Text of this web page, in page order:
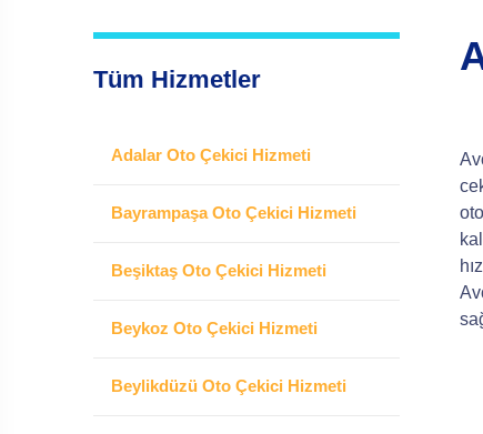
Tüm Hizmetler
Adalar Oto Çekici Hizmeti
Bayrampaşa Oto Çekici Hizmeti
Beşiktaş Oto Çekici Hizmeti
Beykoz Oto Çekici Hizmeti
Beylikdüzü Oto Çekici Hizmeti